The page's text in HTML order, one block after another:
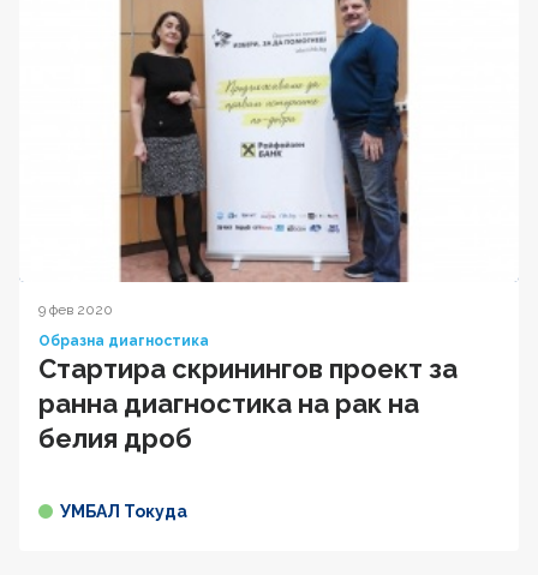
9 фев 2020
Образна диагностика
Стартира скринингов проект за
ранна диагностика на рак на
белия дроб
УМБАЛ Токуда